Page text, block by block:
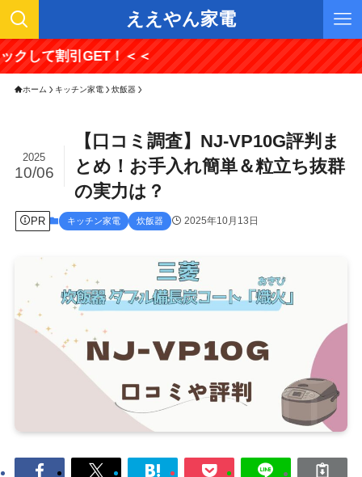
ええやん家電
GET！＜＜
ホーム キッチン家電 炊飯器
【口コミ調査】NJ-VP10G評判ま
とめ！お手入れ簡単＆粒立ち抜群
の実力は？
2025
10/06
PR キッチン家電 炊飯器 2025年10月13日